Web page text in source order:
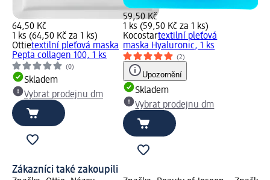
64,50 Kč
1 ks (64,50 Kč za 1 ks)
Ottietextilní pleťová maska
Pepta collagen 100, 1 ks
(0)
Skladem
Vybrat prodejnu dm
59,50 Kč
1 ks (59,50 Kč za 1 ks)
Kocostartextilní pleťová
maska Hyaluronic, 1 ks
(2)
Upozornění
Skladem
Vybrat prodejnu dm
Zákazníci také zakoupili